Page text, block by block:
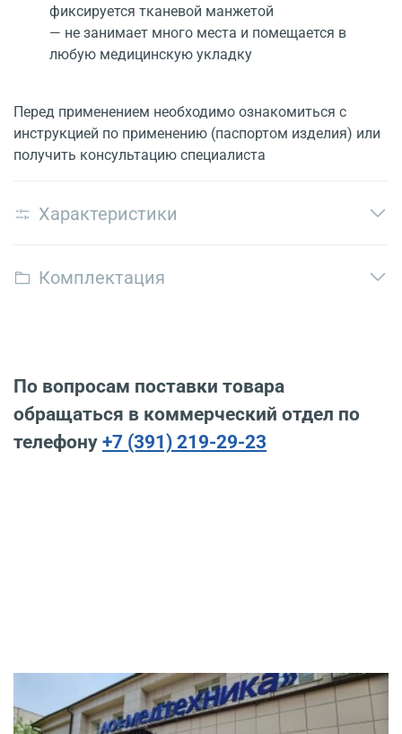
фиксируется тканевой манжетой
— не занимает много места и помещается в
любую медицинскую укладку
Перед применением необходимо ознакомиться с
инструкцией по применению (паспортом изделия) или
получить консультацию специалиста
Характеристики
Комплектация
По вопросам поставки товара
обращаться в коммерческий отдел по
телефону +7 (391) 219-29-23